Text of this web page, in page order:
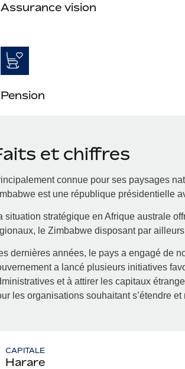
Assurance vision
Pension
et chiffres
connue pour ses paysages
est une république présidentielle
situation stratégique en Afrique australe
le Zimbabwe disposant par
dernières années, le pays a engagé de
a lancé plusieurs initiatives
et à attirer les capitaux
les organisations souhaitant s’étendre
CAPITALE
Harare